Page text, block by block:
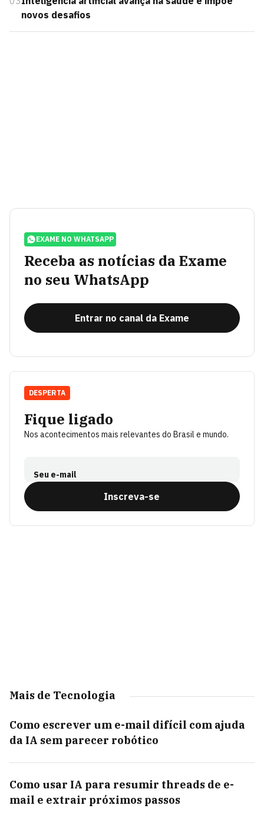
novos desafios
EXAME NO WHATSAPP
Receba as notícias da Exame
no seu WhatsApp
Entrar no canal da Exame
Fique ligado
Nos acontecimentos mais relevantes do Brasil e mundo.
Seu e-mail
Inscreva-se
DESPERTA
Mais de Tecnologia
Como escrever um e-mail difícil com ajuda
da IA sem parecer robótico
Como usar IA para resumir threads de e-
mail e extrair próximos passos